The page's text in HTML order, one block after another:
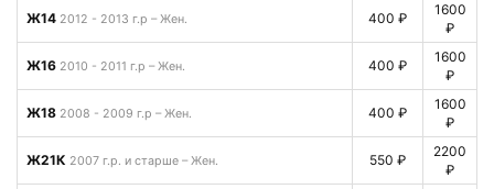
Ж14 2012 - 2013 г.р – Жен. 400 ₽
1600
₽
Ж16 2010 - 2011 г.р – Жен. 400 ₽
1600
₽
Ж18 2008 - 2009 г.р – Жен. 400 ₽
1600
₽
Ж21К 2007 г.р. и старше – Жен. 550 ₽
2200
₽